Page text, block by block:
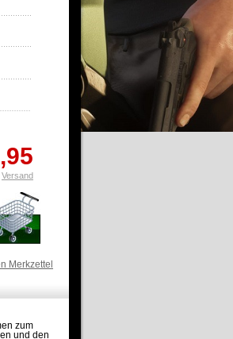
Versand
Merkzettel
zum
und den